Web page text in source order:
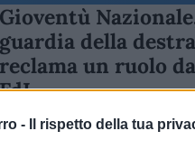
- Il rispetto della tua
Gioventù
guardia della
reclama un ruolo